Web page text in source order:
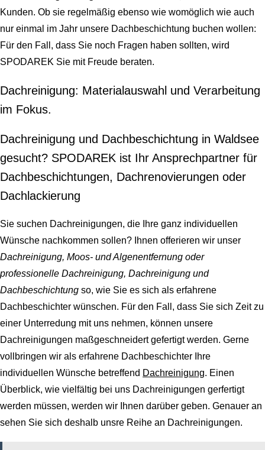
Kunden. Ob sie regelmäßig ebenso wie womöglich wie auch
nur einmal im Jahr unsere Dachbeschichtung buchen wollen:
Für den Fall, dass Sie noch Fragen haben sollten, wird
SPODAREK Sie mit Freude beraten.
Dachreinigung: Materialauswahl und Verarbeitung
im Fokus.
Dachreinigung und Dachbeschichtung in Waldsee
gesucht? SPODAREK ist Ihr Ansprechpartner für
Dachbeschichtungen, Dachrenovierungen oder
Dachlackierung
Sie suchen Dachreinigungen, die Ihre ganz individuellen
Wünsche nachkommen sollen? Ihnen offerieren wir unser
Dachreinigung, Moos- und Algenentfernung oder
professionelle Dachreinigung, Dachreinigung und
Dachbeschichtung so, wie Sie es sich als erfahrene
Dachbeschichter wünschen. Für den Fall, dass Sie sich Zeit zu
einer Unterredung mit uns nehmen, können unsere
Dachreinigungen maßgeschneidert gefertigt werden. Gerne
vollbringen wir als erfahrene Dachbeschichter Ihre
individuellen Wünsche betreffend Dachreinigung. Einen
Überblick, wie vielfältig bei uns Dachreinigungen gerfertigt
werden müssen, werden wir Ihnen darüber geben. Genauer an
sehen Sie sich deshalb unsre Reihe an Dachreinigungen.